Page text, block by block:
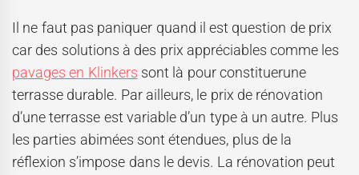
Il ne faut pas paniquer quand il est question de prix
car des solutions à des prix appréciables comme les
pavages en Klinkers sont là pour constituerune
terrasse durable. Par ailleurs, le prix de rénovation
d’une terrasse est variable d’un type à un autre. Plus
les parties abimées sont étendues, plus de la
réflexion s’impose dans le devis. La rénovation peut